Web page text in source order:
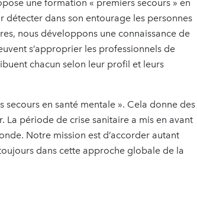
une formation « premiers secours » en
détecter dans son entourage les personnes
nous développons une connaissance de
s’approprier les professionnels de
chacun selon leur profil et leurs
secours en santé mentale ». Cela donne des
La période de crise sanitaire a mis en avant
Notre mission est d’accorder autant
dans cette approche globale de la